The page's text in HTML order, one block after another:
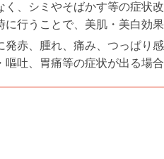
、シミやそばかす等の症状改
行うことで、美肌・美白効果
赤、腫れ、痛み、つっぱり
吐、胃痛等の症状が出る場合